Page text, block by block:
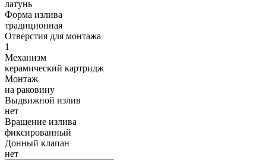
латунь
Форма излива
традиционная
Отверстия для монтажа
1
Механизм
керамический картридж
Монтаж
на раковину
Выдвижной излив
нет
Вращение излива
фиксированный
Донный клапан
нет